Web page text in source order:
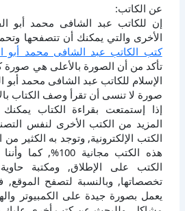
عن الكاتب:
إن للكاتب عبد الشافى محمد أبو
الأخرى والتي يمكنك أن تتصفحها
كتب الكاتب عبد الشافى محمد أبو
تأكد من أن الصورة بالأعلى هي صورة
الإسلام للكاتب عبد الشافى محمد
صورة لا تنسى أن تقرأ وصف الكتاب
إذا إستمتعت بقراءة الكتاب
المزيد من الكتب الأخرى لنفس
الكتب الإلكترونية, وتوجد به الكثير
هذه الكتب مجانية
الكتب على الإطلاق, ومكتبة
يعمل بصورة جيدة على الكمبيوتر